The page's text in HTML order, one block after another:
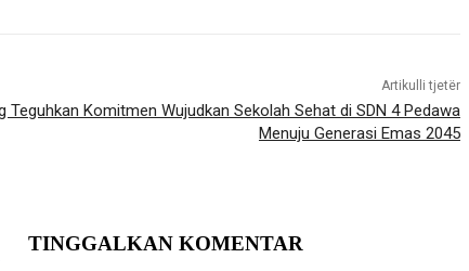
Artikulli tjetër
Teguhkan Komitmen Wujudkan Sekolah Sehat di SDN 4 Pedawa
Menuju Generasi Emas 2045
TINGGALKAN KOMENTAR